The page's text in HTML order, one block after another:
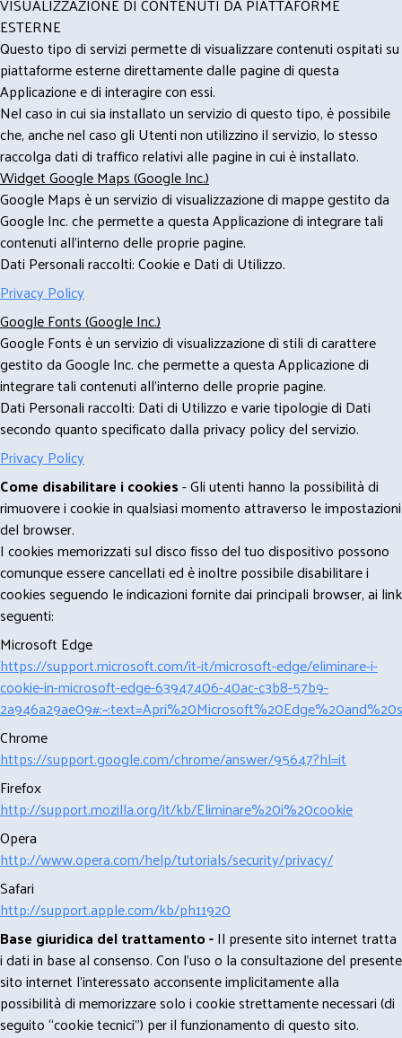
ESTERNE
Questo tipo di servizi permette di visualizzare contenuti ospitati su
piattaforme esterne direttamente dalle pagine di questa
Applicazione e di interagire con essi.
Nel caso in cui sia installato un servizio di questo tipo, è possibile
che, anche nel caso gli Utenti non utilizzino il servizio, lo stesso
raccolga dati di traffico relativi alle pagine in cui è installato.
Widget Google Maps (Google Inc.)
Google Maps è un servizio di visualizzazione di mappe gestito da
Google Inc. che permette a questa Applicazione di integrare tali
contenuti all'interno delle proprie pagine.
Dati Personali raccolti: Cookie e Dati di Utilizzo.
Privacy Policy
Google Fonts (Google Inc.)
Google Fonts è un servizio di visualizzazione di stili di carattere
gestito da Google Inc. che permette a questa Applicazione di
integrare tali contenuti all'interno delle proprie pagine.
Dati Personali raccolti: Dati di Utilizzo e varie tipologie di Dati
secondo quanto specificato dalla privacy policy del servizio.
Privacy Policy
Come disabilitare i cookies- Gli utenti hanno la possibilità di
rimuovere i cookie in qualsiasi momento attraverso le impostazioni
del browser.
I cookies memorizzati sul disco fisso del tuo dispositivo possono
comunque essere cancellati ed è inoltre possibile disabilitare i
cookies seguendo le indicazioni fornite dai principali browser, ai link
seguenti:
Microsoft Edge
https://support.microsoft.com/it-it/microsoft-edge/eliminare-i-
cookie-in-microsoft-edge-63947406-40ac-c3b8-57b9-
Chrome
https://support.google.com/chrome/answer/95647?hl=it
Firefox
http://support.mozilla.org/it/kb/Eliminare%20i%20cookie
Opera
http://www.opera.com/help/tutorials/security/privacy/
Safari
http://support.apple.com/kb/ph11920
Base giuridica del trattamento -Il presente sito internet tratta
i dati in base al consenso. Con l'uso o la consultazione del presente
sito internet l’interessato acconsente implicitamente alla
possibilità di memorizzare solo i cookie strettamente necessari (di
seguito “cookie tecnici”) per il funzionamento di questo sito.